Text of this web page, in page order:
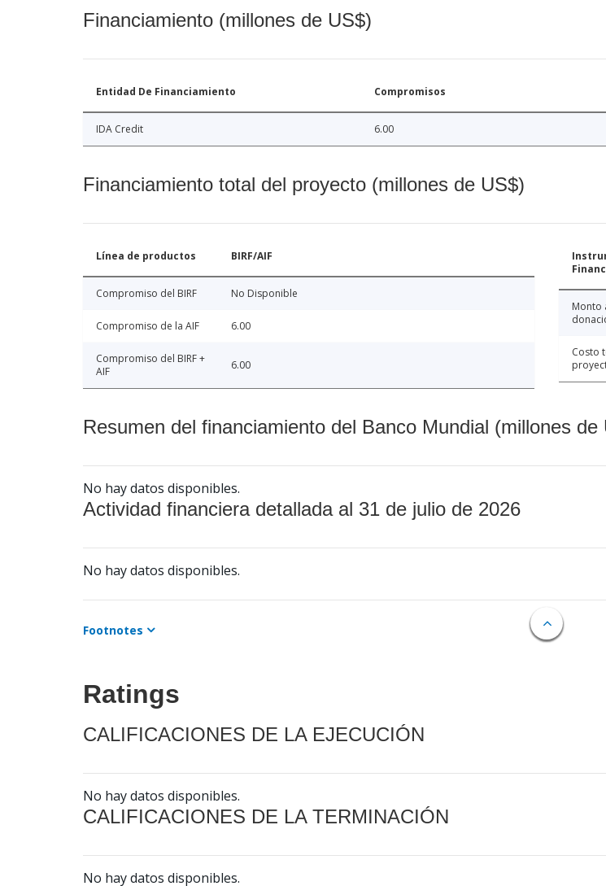
Financiamiento (millones de US$)
Entidad De Financiamiento Compromisos
IDA Credit 6.00
Financiamiento total del proyecto (millones de US$)
Línea de productos BIRF/AIF
Compromiso del BIRF No Disponible
Compromiso de la AIF 6.00
Compromiso del BIRF +
AIF
6.00
Monto
Costo
Resumen del financiamiento del Banco Mundial (millones
No hay datos disponibles.
Actividad financiera detallada al 31 de julio de 2026
No hay datos disponibles.
Footnotes
Ratings
CALIFICACIONES DE LA EJECUCIÓN
No hay datos disponibles.
CALIFICACIONES DE LA TERMINACIÓN
No hay datos disponibles.